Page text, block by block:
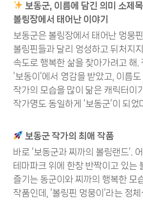
보동군, 이름에 담긴 의미 소제
볼링장에서 태어난 이야기
보동군은 볼링장에서 태어난 멍뭉
볼링핀들과 달리 엉성하고 뒤처지
속도로 행복한 삶을 찾아가려고 해.
‘보동이’에서 영감을 받았고, 이름도
작가의 모습을 많이 닮은 캐릭터이
작가명도 동일하게 ‘보동군’이 되었
보동군 작가의 최애 작품
바로 ‘보동군과 찌까의 볼링랜드’.
테마파크 위에 한창 반짝이고 있는
즐기는 동군이와 찌까의 행복한 모
작품인데, ‘볼링핀 멍뭉이’라는 정